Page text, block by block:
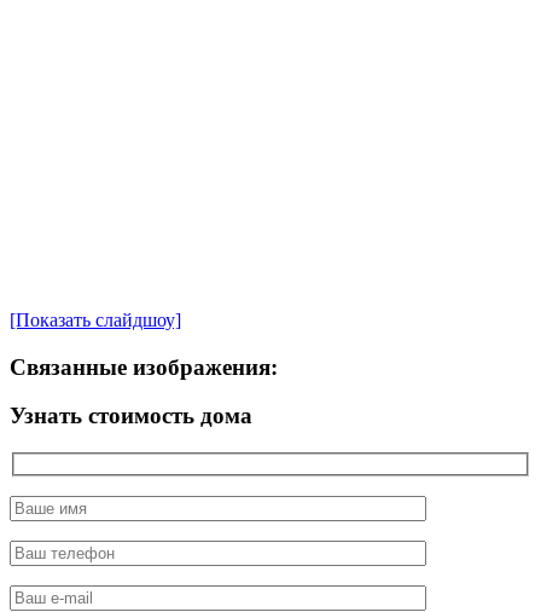
[Показать слайдшоу]
Связанные изображения:
Узнать стоимость дома